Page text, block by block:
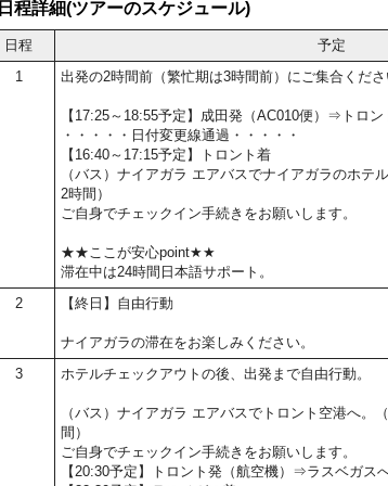
日程詳細(ツアーのスケジュール)
日程 予定
1
出発の2時間前（繁忙期は3時間前）にご集合くださ
【17:25～18:55予定】成田発（AC010便）⇒トロン
・・・・・日付変更線通過・・・・・
【16:40～17:15予定】トロント着
（バス）ナイアガラ エアバスでナイアガラのホテ
2時間）
ご自身でチェックイン手続きをお願いします。
★★ここが安心point★★
滞在中は24時間日本語サポート。
2 【終日】自由行動
ナイアガラの滞在をお楽しみください。
3
ホテルチェックアウトの後、出発まで自由行動。
（バス）ナイアガラ エアバスでトロント空港へ。
間）
ご自身でチェックイン手続きをお願いします。
【20:30予定】トロント発（航空機）⇒ラスベガス